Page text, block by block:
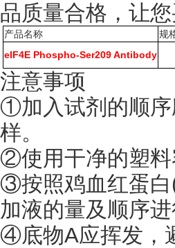
品质量合格，让
产品名称 规
eIF4E Phospho-Ser209 Antibody
注意事项
①加入试剂的顺序
样。
②使用干净的塑
③按照鸡血红蛋白
加液的量及顺序进
④底物A应挥发，